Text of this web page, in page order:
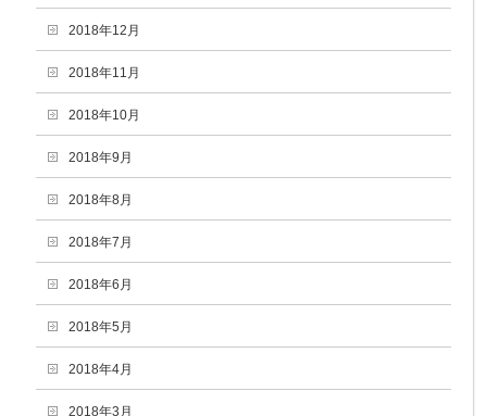
2018年12月
2018年11月
2018年10月
2018年9月
2018年8月
2018年7月
2018年6月
2018年5月
2018年4月
2018年3月